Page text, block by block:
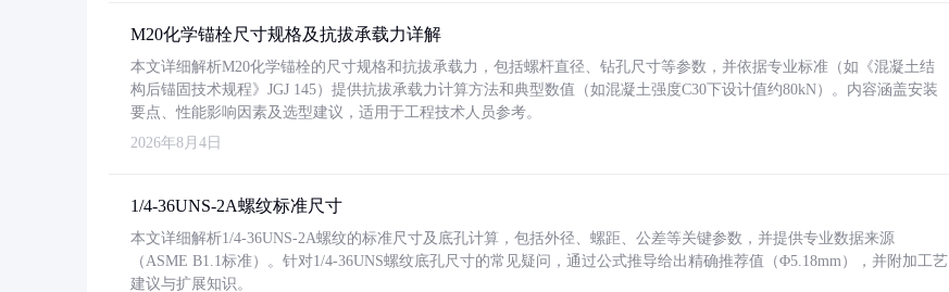
M20化学锚栓尺寸规格及抗拔承载力详解
本文详细解析M20化学锚栓的尺寸规格和抗拔承载力，包括螺杆直径、钻孔尺寸等参数，并依据专业标准（如《混凝土结
构后锚固技术规程》JGJ 145）提供抗拔承载力计算方法和典型数值（如混凝土强度C30下设计值约80kN）。内容涵盖安装
要点、性能影响因素及选型建议，适用于工程技术人员参考。
2026年8月4日
1/4-36UNS-2A螺纹标准尺寸
本文详细解析1/4-36UNS-2A螺纹的标准尺寸及底孔计算，包括外径、螺距、公差等关键参数，并提供专业数据来源
（ASME B1.1标准）。针对1/4-36UNS螺纹底孔尺寸的常见疑问，通过公式推导给出精确推荐值（Φ5.18mm），并附加工艺
建议与扩展知识。